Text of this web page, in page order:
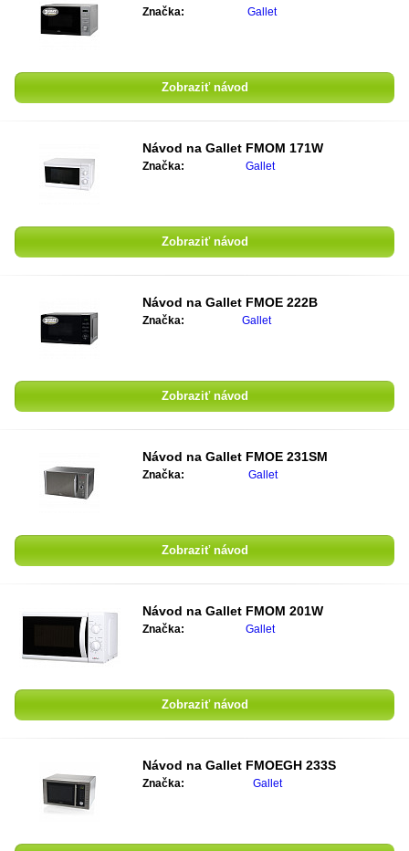
Značka: Gallet
Zobraziť návod
Návod na Gallet FMOM 171W
Značka: Gallet
Zobraziť návod
Návod na Gallet FMOE 222B
Značka: Gallet
Zobraziť návod
Návod na Gallet FMOE 231SM
Značka: Gallet
Zobraziť návod
Návod na Gallet FMOM 201W
Značka: Gallet
Zobraziť návod
Návod na Gallet FMOEGH 233S
Značka: Gallet